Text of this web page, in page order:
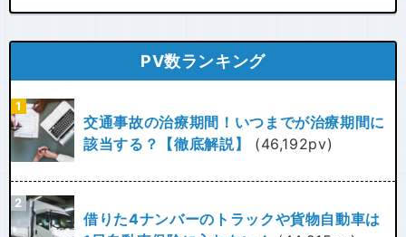
PV数ランキング
交通事故の治療期間！いつまでが治療期間に
該当する？【徹底解説】
(46,192pv)
借りた4ナンバーのトラックや貨物自動車は